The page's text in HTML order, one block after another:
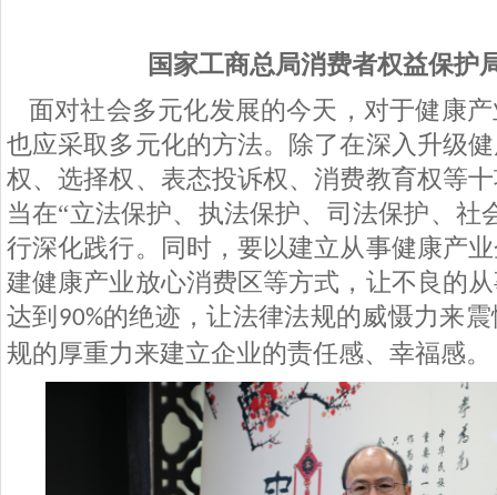
国家工商总局消费者权益保护
面对社会多元化发展的今天，对于健康
也应采取多元化的方法。除了在深入升级
权、选择权、表态投诉权、消费教育权等
当在“立法保护、执法保护、司法保护、社
行深化践行。同时，要以建立从事健康产
建健康产业放心消费区等方式，让不良的
达到 90%的绝迹，让法律法规的威慑力来
规的厚重力来建立企业的责任感、幸福感。